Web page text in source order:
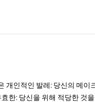
개인적인 발레: 당신의 메이
한: 당신을 위해 적당한 것